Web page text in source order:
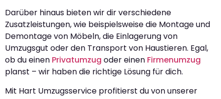
Darüber hinaus bieten wir dir verschiedene
Zusatzleistungen, wie beispielsweise die Montage und
Demontage von Möbeln, die Einlagerung von
Umzugsgut oder den Transport von Haustieren. Egal,
ob du einen Privatumzug oder einen Firmenumzug
planst – wir haben die richtige Lösung für dich.
Mit Hart Umzugsservice profitierst du von unserer